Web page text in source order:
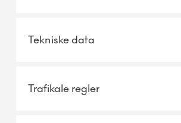
Tekniske data
Trafikale regler